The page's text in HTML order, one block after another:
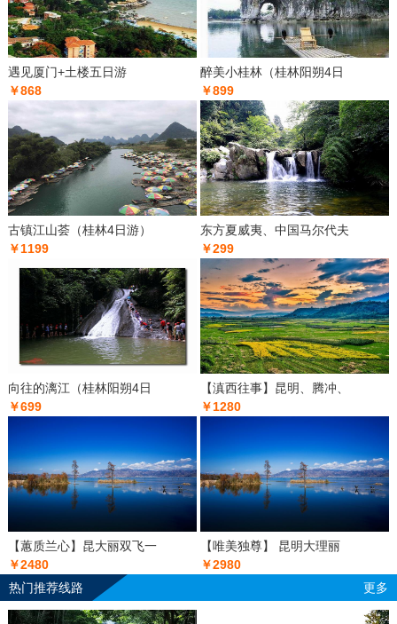
遇见厦门+土楼五日游
￥868
醉美小桂林（桂林阳朔4日
￥899
古镇江山荟（桂林4日游）
￥1199
东方夏威夷、中国马尔代夫
￥299
向往的漓江（桂林阳朔4日
￥699
【滇西往事】昆明、腾冲、
￥1280
【蕙质兰心】昆大丽双飞一
￥2480
【唯美独尊】 昆明大理丽
￥2980
热门推荐线路
更多